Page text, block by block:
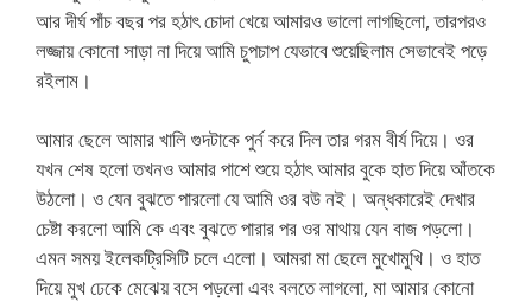
আর দীর্ঘ পাঁচ বছর পর হঠাৎ চোদা খেয়ে আমারও ভালো লাগছিলো, তারপরও
লজ্জায় কোনো সাড়া না দিয়ে আমি চুপচাপ যেভাবে শুয়েছিলাম সেভাবেই পড়ে
রইলাম।
আমার ছেলে আমার খালি গুদটাকে পুর্ন করে দিল তার গরম বীর্য দিয়ে। ওর
যখন শেষ হলো তখনও আমার পাশে শুয়ে হঠাৎ আমার বুকে হাত দিয়ে আঁতকে
উঠলো। ও যেন বুঝতে পারলো যে আমি ওর বউ নই। অন্ধকারেই দেখার
চেষ্টা করলো আমি কে এবং বুঝতে পারার পর ওর মাথায় যেন বাজ পড়লো।
এমন সময় ইলেকট্রিসিটি চলে এলো। আমরা মা ছেলে মুখোমুখি। ও হাত
দিয়ে মুখ ঢেকে মেঝেয় বসে পড়লো এবং বলতে লাগলো, মা আমার কোনো